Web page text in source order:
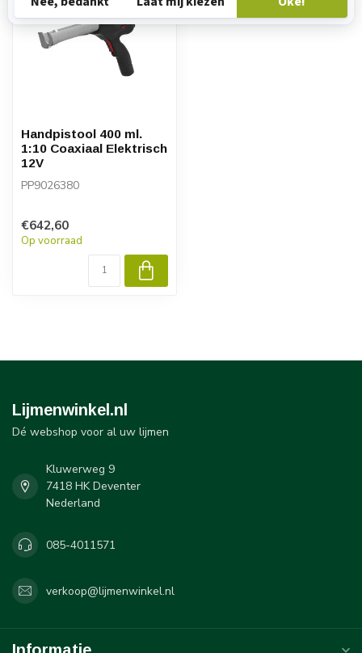
Handpistool 400 ml.
1:10 Coaxiaal Elektrisch
12V
PP9026380
€642,60
Op voorraad
Lijmenwinkel.nl
Dé webshop voor al uw lijmen
Kluwerweg 9
7418 HK Deventer
Nederland
085-4011571
verkoop@lijmenwinkel.nl